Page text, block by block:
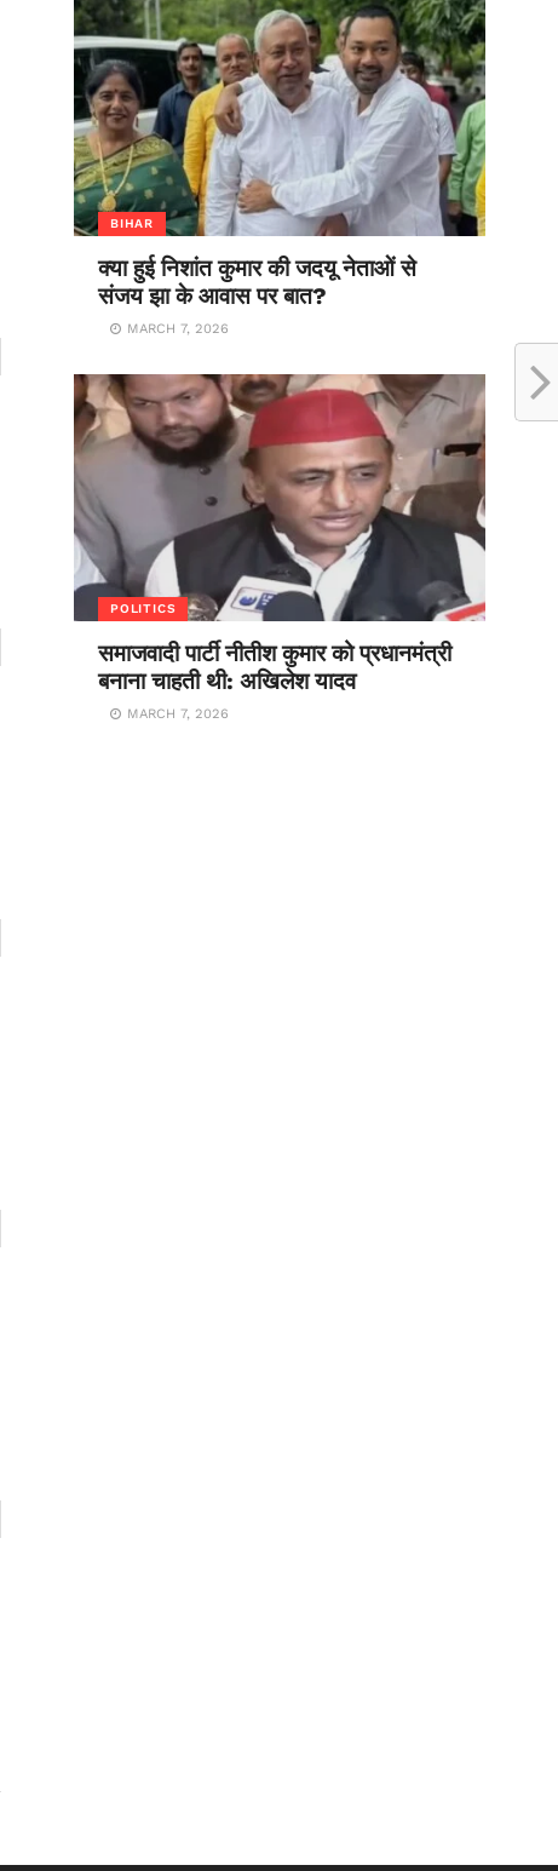
BIHAR
क्या हुई निशांत कुमार की जदयू नेताओं से
संजय झा के आवास पर बात?
MARCH 7, 2026
POLITICS
समाजवादी पार्टी नीतीश कुमार को प्रधानमंत्री
बनाना चाहती थी: अखिलेश यादव
MARCH 7, 2026